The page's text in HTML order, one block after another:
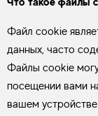
Файл cookie
данных, часто
Файлы cookie
посещении вами
вашем